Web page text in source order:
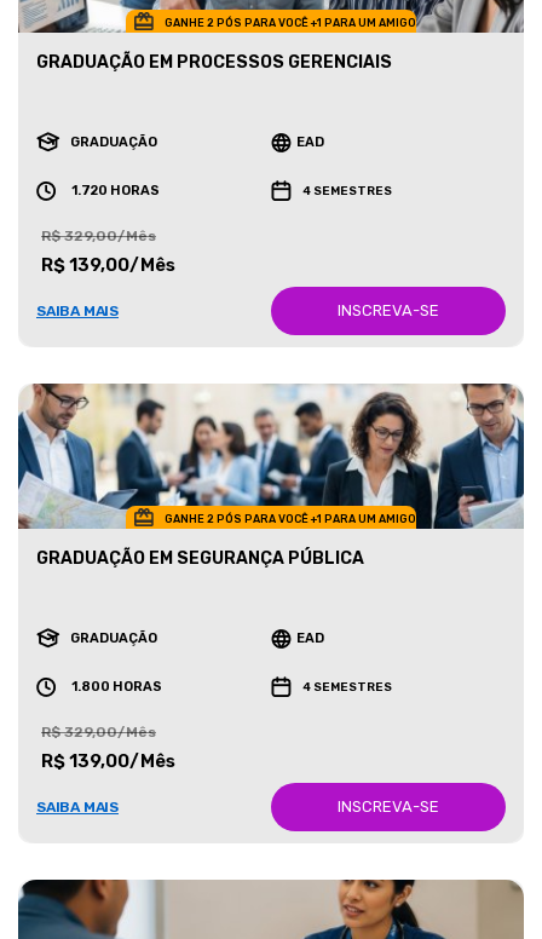
GANHE 2 PÓS PARA VOCÊ +1 PARA UM AMIGO
GRADUAÇÃO EM PROCESSOS GERENCIAIS
GRADUAÇÃO EAD
1.720 HORAS 4 SEMESTRES
R$ 329,00/Mês
R$ 139,00/Mês
SAIBA MAIS INSCREVA-SE
GANHE 2 PÓS PARA VOCÊ +1 PARA UM AMIGO
GRADUAÇÃO EM SEGURANÇA PÚBLICA
GRADUAÇÃO EAD
1.800 HORAS 4 SEMESTRES
R$ 329,00/Mês
R$ 139,00/Mês
SAIBA MAIS INSCREVA-SE